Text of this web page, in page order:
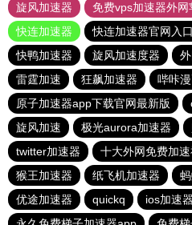
旋风加速器
免费vps加速器外网
快连加速器
快连加速器官网入口
快鸭加速器
旋风加速度器
雷霆加速
狂飙加速器
哔咔
原子加速器app下载官网最新版
旋风加速
极光aurora加速器
twitter加速器
十大外网免费加
猴王加速器
纸飞机加速器
优途加速器
quickq ios加速器